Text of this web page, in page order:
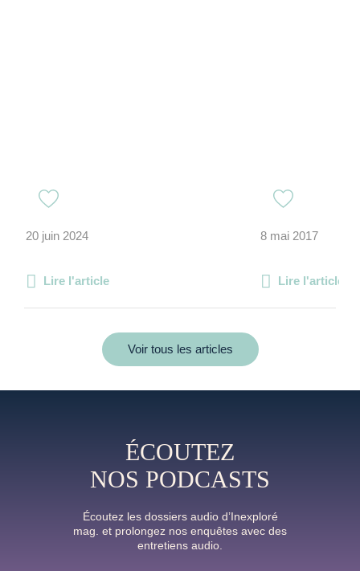
20 juin 2024
Lire l'article
8 mai 2017
Lire l'article
Voir tous les articles
ÉCOUTEZ
NOS PODCASTS
Écoutez les dossiers audio d’Inexploré
mag. et prolongez nos enquêtes avec des
entretiens audio.